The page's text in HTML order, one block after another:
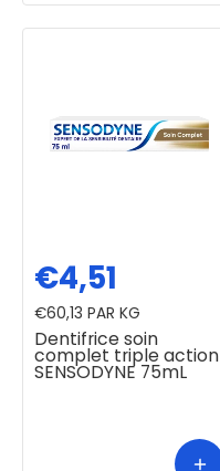
Dentifrice soin
complet triple action
SENSODYNE 75mL
€4,51
€60,13 PAR KG